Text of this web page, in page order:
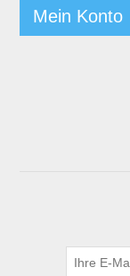
Mein Konto